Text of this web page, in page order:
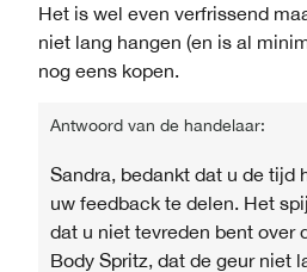
Het is wel even verfrissend
niet lang hangen (en is al
nog eens kopen.
Antwoord van de handelaar:
Sandra, bedankt dat u de tijd
uw feedback te delen. Het
dat u niet tevreden bent
Body Spritz, dat de geur niet